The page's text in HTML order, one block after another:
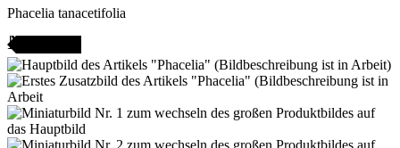
Phacelia tanacetifolia